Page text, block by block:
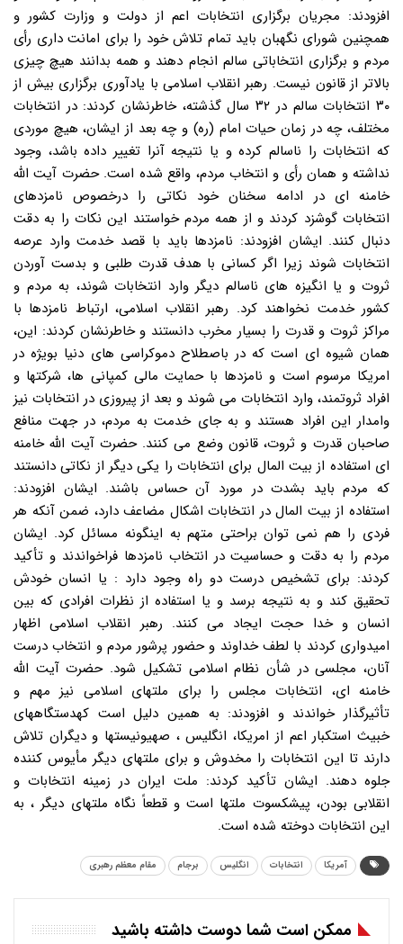
افزودند: مجریان برگزاری انتخابات اعم از دولت و وزارت کشور و
همچنین شورای نگهبان باید تمام تلاش خود را برای امانت داری رأی
مردم و برگزاری انتخاباتی سالم انجام دهند و همه بدانند هیچ چیزی
بالاتر از قانون نیست. رهبر انقلاب اسلامی با یادآوری برگزاری بیش از
۳۰ انتخابات سالم در ۳۲ سال گذشته، خاطرنشان کردند: در انتخابات
مختلف، چه در زمان حیات امام (ره) و چه بعد از ایشان، هیچ موردی
که انتخابات را ناسالم کرده و یا نتیجه آنرا تغییر داده باشد، وجود
نداشته و همان رأی و انتخاب مردم، واقع شده است. حضرت آیت الله
خامنه ای در ادامه سخنان خود نکاتی را درخصوص نامزدهای
انتخابات گوشزد کردند و از همه مردم خواستند این نکات را به دقت
دنبال کنند. ایشان افزودند: نامزدها باید با قصد خدمت وارد عرصه
انتخابات شوند زیرا اگر کسانی با هدف قدرت طلبی و بدست آوردن
ثروت و یا انگیزه های ناسالم دیگر وارد انتخابات شوند، به مردم و
کشور خدمت نخواهند کرد. رهبر انقلاب اسلامی، ارتباط نامزدها با
مراکز ثروت و قدرت را بسیار مخرب دانستند و خاطرنشان کردند: این،
همان شیوه ای است که در باصطلاح دموکراسی های دنیا بویژه در
امریکا مرسوم است و نامزدها با حمایت مالی کمپانی ها، شرکتها و
افراد ثروتمند، وارد انتخابات می شوند و بعد از پیروزی در انتخابات نیز
وامدار این افراد هستند و به جای خدمت به مردم، در جهت منافع
صاحبان قدرت و ثروت، قانون وضع می کنند. حضرت آیت الله خامنه
ای استفاده از بیت المال برای انتخابات را یکی دیگر از نکاتی دانستند
که مردم باید بشدت در مورد آن حساس باشند. ایشان افزودند:
استفاده از بیت المال در انتخابات اشکال مضاعف دارد، ضمن آنکه هر
فردی را هم نمی توان براحتی متهم به اینگونه مسائل کرد. ایشان
مردم را به دقت و حساسیت در انتخاب نامزدها فراخواندند و تأکید
کردند: برای تشخیص درست دو راه وجود دارد : یا انسان خودش
تحقیق کند و به نتیجه برسد و یا استفاده از نظرات افرادی که بین
انسان و خدا حجت ایجاد می کنند. رهبر انقلاب اسلامی اظهار
امیدواری کردند با لطف خداوند و حضور پرشور مردم و انتخاب درست
آنان، مجلسی در شأن نظام اسلامی تشکیل شود. حضرت آیت الله
خامنه ای، انتخابات مجلس را برای ملتهای اسلامی نیز مهم و
تأثیرگذار خواندند و افزودند: به همین دلیل است کهدستگاههای
خبیث استکبار اعم از امریکا، انگلیس ، صهیونیستها و دیگران تلاش
دارند تا این انتخابات را مخدوش و برای ملتهای دیگر مأیوس کننده
جلوه دهند. ایشان تأکید کردند: ملت ایران در زمینه انتخابات و
انقلابی بودن، پیشکسوت ملتها است و قطعاً نگاه ملتهای دیگر ، به
این انتخابات دوخته شده است.
آمریکا انتخابات انگلیس برجام مقام معظم رهبری
ممکن است شما دوست داشته باشید